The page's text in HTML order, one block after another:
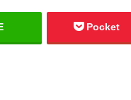
Pocket